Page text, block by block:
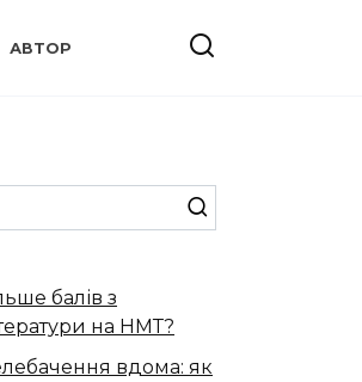
АВТОР
балів з
на НМТ?
вдома: як